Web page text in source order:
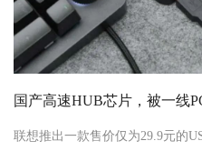
国产高速HUB芯片，被一线
联想推出一款售价仅为29.9元的